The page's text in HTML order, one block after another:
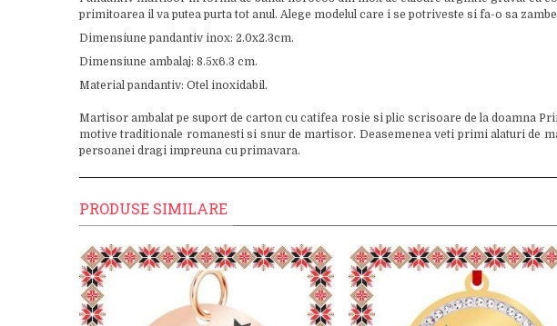
primitoarea il va putea purta tot anul. Alege modelul care i se potriveste si fa-o sa
Dimensiune pandantiv inox: 2.0x2.3cm.
Dimensiune ambalaj: 8.5x6.3 cm.
Material pandantiv: Otel inoxidabil.
Martisor ambalat pe suport de carton cu catifea rosie si plic scrisoare de la doamna
motive traditionale romanesti si snur de martisor. Deasemenea veti primi alaturi de
persoanei dragi impreuna cu primavara.
PRODUSE SIMILARE